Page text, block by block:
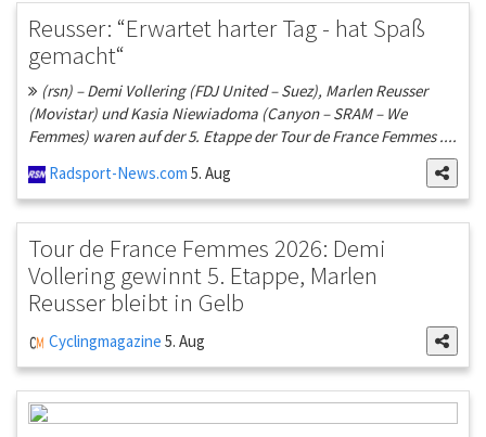
Reusser: “Erwartet harter Tag - hat Spaß
gemacht“
(rsn) – Demi Vollering (FDJ United – Suez), Marlen Reusser
(Movistar) und Kasia Niewiadoma (Canyon – SRAM – We
Femmes) waren auf der 5. Etappe der Tour de France Femmes ....
Radsport-News.com 5. Aug
Tour de France Femmes 2026: Demi
Vollering gewinnt 5. Etappe, Marlen
Reusser bleibt in Gelb
Cyclingmagazine 5. Aug